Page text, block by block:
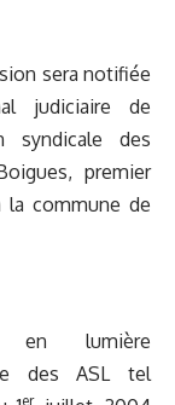
sera notifiée
judiciaire de
syndicale des
premier
la commune de
en lumière
des ASL tel
er